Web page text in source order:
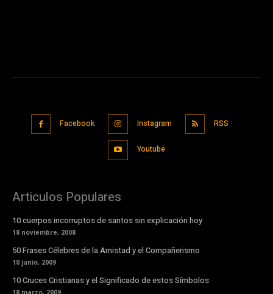
Facebook Instagram RSS
Youtube
Articulos Populares
10 cuerpos incorruptos de santos sin explicación hoy
18 noviembre, 2008
50 Frases Célebres de la Amistad y el Compañerismo
10 junio, 2009
10 Cruces Cristianas y el Significado de estos Símbolos
18 marzo, 2009